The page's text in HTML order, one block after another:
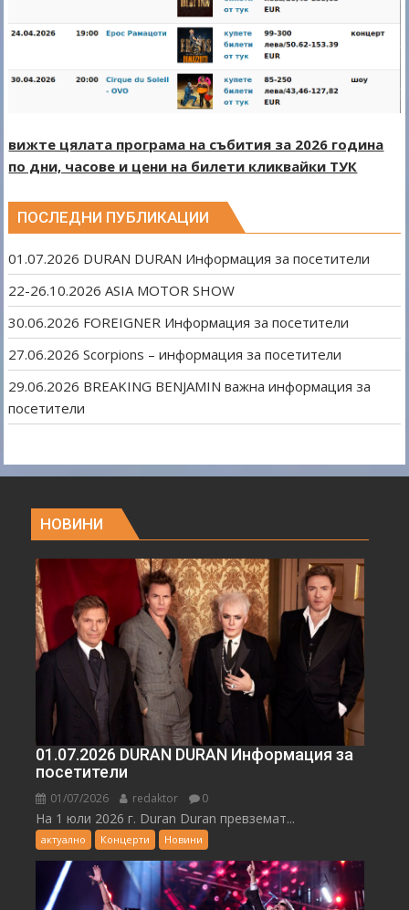
вижте цялата програма на събития за 2026 година
по дни, часове и цени на билети кликвайки ТУК
ПОСЛЕДНИ ПУБЛИКАЦИИ
01.07.2026 DURAN DURAN Информация за посетители
22-26.10.2026 ASIA MOTOR SHOW
30.06.2026 FOREIGNER Информация за посетители
27.06.2026 Scorpions – информация за посетители
29.06.2026 BREAKING BENJAMIN важна информация за
посетители
НОВИНИ
01.07.2026 DURAN DURAN Информация за
посетители
01/07/2026 redaktor 0
На 1 юли 2026 г. Duran Duran превземат...
актуално Концерти Новини